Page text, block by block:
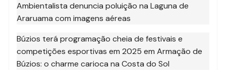
Ambientalista denuncia poluição na Laguna de
Araruama com imagens aéreas
Búzios terá programação cheia de festivais e
competições esportivas em 2025 emArmação de
Búzios: o charme carioca na Costa do Sol